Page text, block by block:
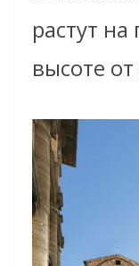
растут
высоте